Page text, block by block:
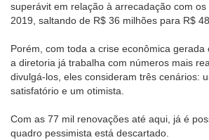
superávit em relação à arrecadação com
2019, saltando de R$ 36 milhões para R$
Porém, com toda a crise econômica gerada
a diretoria já trabalha com números mais
divulgá-los, eles consideram três cenários:
satisfatório e um otimista.
Com as 77 mil renovações até aqui, já é
quadro pessimista está descartado.